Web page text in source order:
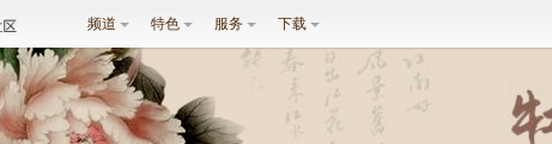
频道 特色 服务 下载